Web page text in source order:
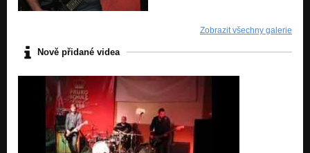
Zobrazit všechny galerie
Nově přidané videa